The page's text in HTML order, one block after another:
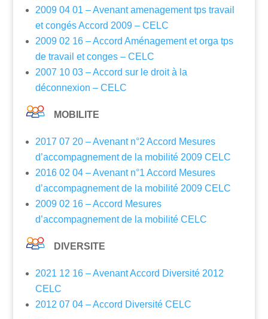
2009 04 01 – Avenant amenagement tps travail
et congés Accord 2009 – CELC
2009 02 16 – Accord Aménagement et orga tps
de travail et conges – CELC
2007 10 03 – Accord sur le droit à la
déconnexion – CELC
MOBILITE
2017 07 20 – Avenant n°2 Accord Mesures
d’accompagnement de la mobilité 2009 CELC
2016 02 04 – Avenant n°1 Accord Mesures
d’accompagnement de la mobilité 2009 CELC
2009 02 16 – Accord Mesures
d’accompagnement de la mobilité CELC
DIVERSITE
2021 12 16 – Avenant Accord Diversité 2012
CELC
2012 07 04 – Accord Diversité CELC